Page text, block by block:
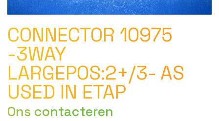
CONNECTOR 10975
-3WAY
LARGEPOS:2+/3- AS
USED IN ETAP
Ons contacteren